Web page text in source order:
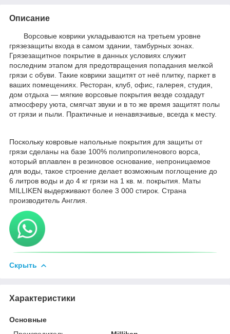
Описание
Ворсовые коврики укладываются на третьем уровне
грязезащиты входа в самом здании, тамбурных зонах.
Грязезащитное покрытие в данных условиях служит
последним этапом для предотвращения попадания мелкой
грязи с обуви. Такие коврики защитят от неё плитку, паркет в
ваших помещениях. Ресторан, клуб, офис, галерея, студия,
дом отдыха — мягкие ворсовые покрытия везде создадут
атмосферу уюта, смягчат звуки и в то же время защитят полы
от грязи и пыли. Практичные и ненавязчивые, всегда к месту.
Поскольку ковровые напольные покрытия для защиты от
грязи сделаны на базе 100% полипропиленового ворса,
который вплавлен в резиновое основание, непроницаемое
для воды, такое строение делает возможным поглощение до
6 литров воды и до 4 кг грязи на 1 кв. м. покрытия. Маты
MILLIKEN выдерживают более 3 000 стирок. Страна
производитель Англия.
Скрыть
Характеристики
Основные